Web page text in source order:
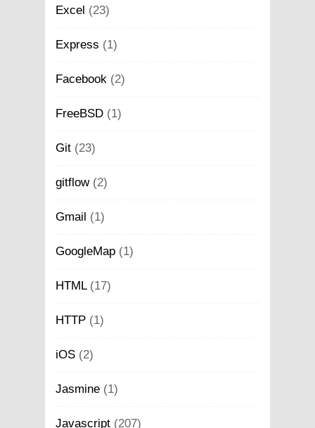
Excel (23)
Express (1)
Facebook (2)
FreeBSD (1)
Git (23)
gitflow(2)
Gmail (1)
GoogleMap (1)
HTML(17)
HTTP (1)
iOS (2)
Jasmine (1)
Javascript (207)